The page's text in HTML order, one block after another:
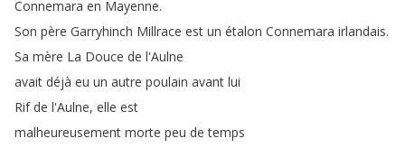
Connemara en Mayenne.
Son père Garryhinch Millrace est un étalon Connemara irlandais.
Sa mère La Douce de l'Aulne
avait déjà eu un autre poulain avant lui
Rif de l'Aulne, elle est
malheureusement morte peu de temps